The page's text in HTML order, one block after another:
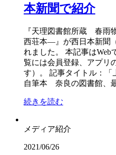
本新聞で紹介
『天理図書館所蔵 春雨
西荘本―』が西日本新聞
れました。 本記事はWeb
覧には会員登録、アプリ
す）。 記事タイトル：「
自筆本 奈良の図書館、
続きを読む
メディア紹介
2021/06/26